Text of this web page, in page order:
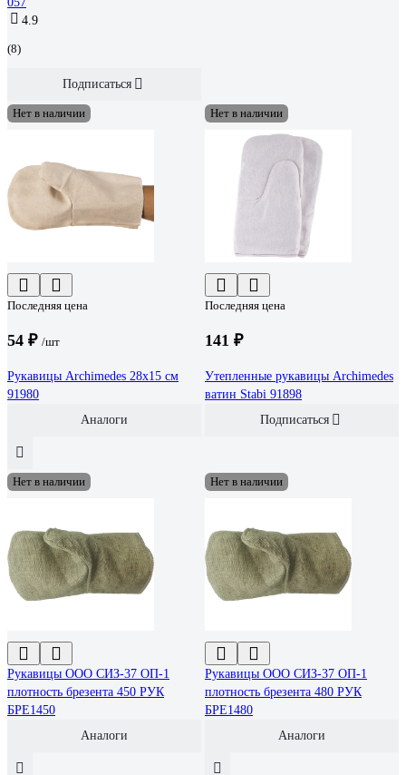
4.9
(8)
Подписаться
Нет в наличии
Последняя цена
54 ₽ /шт
Рукавицы Archimedes 28х15 см
91980
Аналоги
Нет в наличии
Последняя цена
141 ₽
Утепленные рукавицы Archimedes
ватин Stabi 91898
Подписаться
Нет в наличии
Рукавицы ООО СИЗ-37 ОП-1
плотность брезента 450 РУК
БРЕ1450
Аналоги
Нет в наличии
Рукавицы ООО СИЗ-37 ОП-1
плотность брезента 480 РУК
БРЕ1480
Аналоги